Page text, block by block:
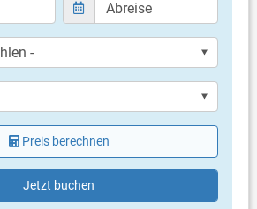
m²
Gebühr: 5.00 € pro Tag)
Preis berechnen
Jetzt buchen